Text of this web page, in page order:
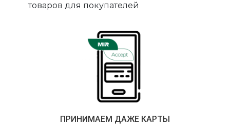
товаров для покупателей
ПРИНИМАЕМ ДАЖЕ КАРТЫ